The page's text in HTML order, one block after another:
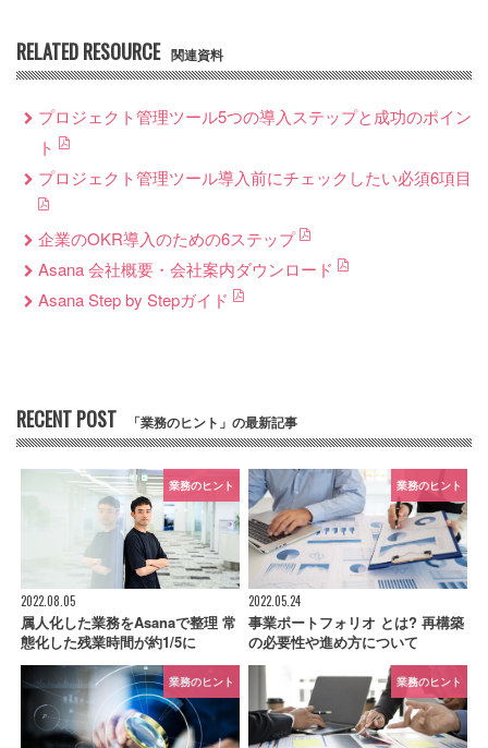
RELATED RESOURCE 関連資料
プロジェクト管理ツール5つの導入ステップと成功のポイン
ト
プロジェクト管理ツール導入前にチェックしたい必須6項目
企業のOKR導入のための6ステップ
Asana 会社概要・会社案内ダウンロード
Asana Step by Stepガイド
RECENT POST 「業務のヒント」の最新記事
業務のヒント
2022.08.05
属人化した業務をAsanaで整理 常
態化した残業時間が約1/5に
業務のヒント
2022.05.24
事業ポートフォリオ とは? 再構築
の必要性や進め方について
業務のヒント 業務のヒント